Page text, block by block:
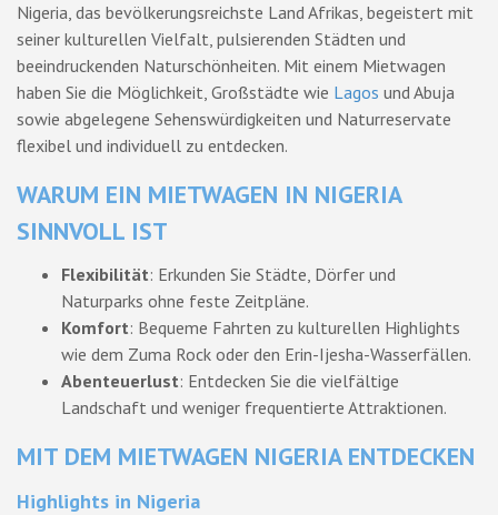
Nigeria, das bevölkerungsreichste Land Afrikas, begeistert mit
seiner kulturellen Vielfalt, pulsierenden Städten und
beeindruckenden Naturschönheiten. Mit einem Mietwagen
haben Sie die Möglichkeit, Großstädte wie Lagos und Abuja
sowie abgelegene Sehenswürdigkeiten und Naturreservate
flexibel und individuell zu entdecken.
WARUM EIN MIETWAGEN IN NIGERIA
SINNVOLL IST
Flexibilität: Erkunden Sie Städte, Dörfer und
Naturparks ohne feste Zeitpläne.
Komfort: Bequeme Fahrten zu kulturellen Highlights
wie dem Zuma Rock oder den Erin-Ijesha-Wasserfällen.
Abenteuerlust: Entdecken Sie die vielfältige
Landschaft und weniger frequentierte Attraktionen.
MIT DEM MIETWAGEN NIGERIA ENTDECKEN
Highlights in Nigeria